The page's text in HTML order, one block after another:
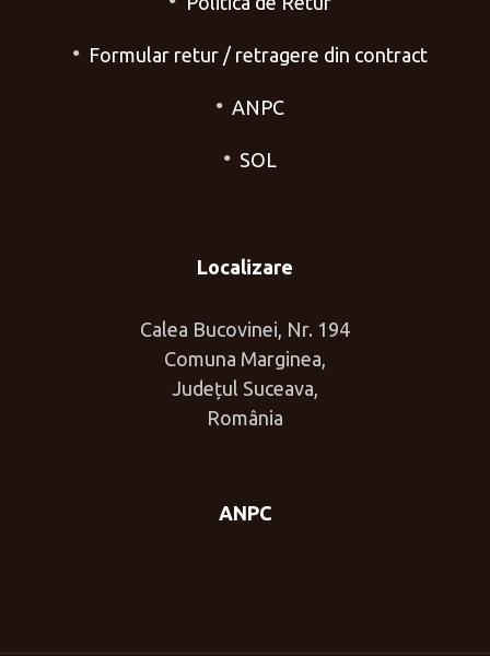
Formular retur / retragere din contract
ANPC
SOL
Localizare
Calea Bucovinei, Nr. 194
Comuna Marginea,
Județul Suceava,
România
ANPC